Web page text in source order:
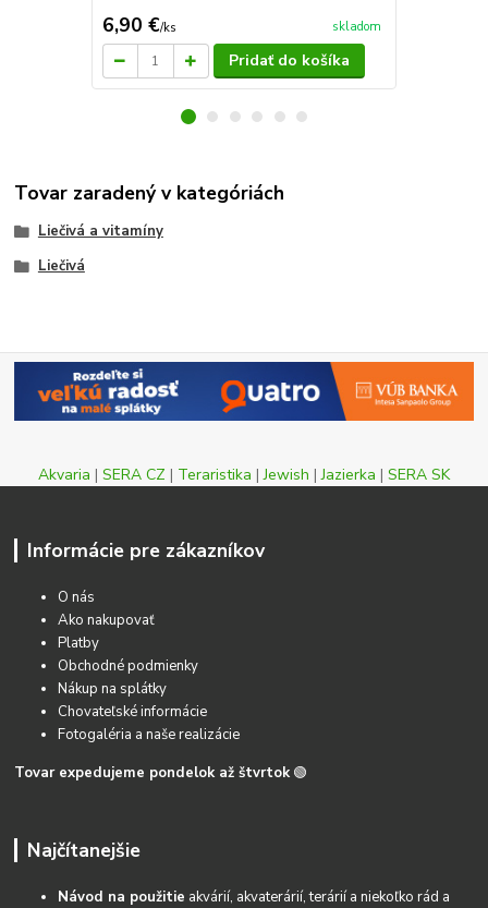
6,90 €/ks skladom
Pridať do košíka
Tovar zaradený v kategóriách
Liečivá a vitamíny
Liečivá
Akvaria | SERA CZ | Teraristika |Jewish |Jazierka | SERA SK
Informácie pre zákazníkov
O nás
Ako nakupovať
Platby
Obchodné podmienky
Nákup na splátky
Chovateľské informácie
Fotogaléria a naše realizácie
Tovar expedujeme pondelok až štvrtok 🟢
Najčítanejšie
Návod na použitie akvárií, akvaterárií, terárií a niekoľko rád a